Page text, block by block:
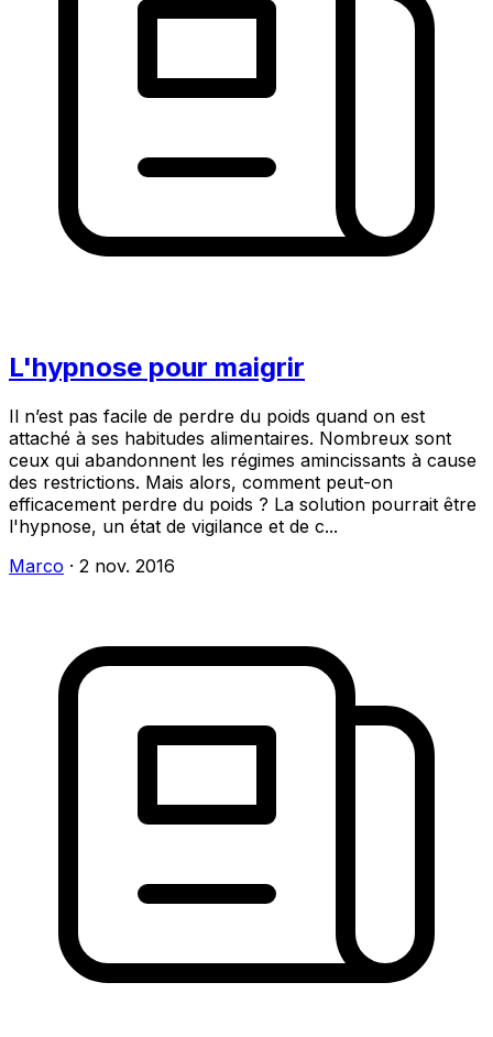
L'hypnose pour maigrir
Il n’est pas facile de perdre du poids quand on est
attaché à ses habitudes alimentaires. Nombreux sont
ceux qui abandonnent les régimes amincissants à cause
des restrictions. Mais alors, comment peut-on
efficacement perdre du poids ? La solution pourrait être
l'hypnose, un état de vigilance et de c...
Marco · 2 nov. 2016